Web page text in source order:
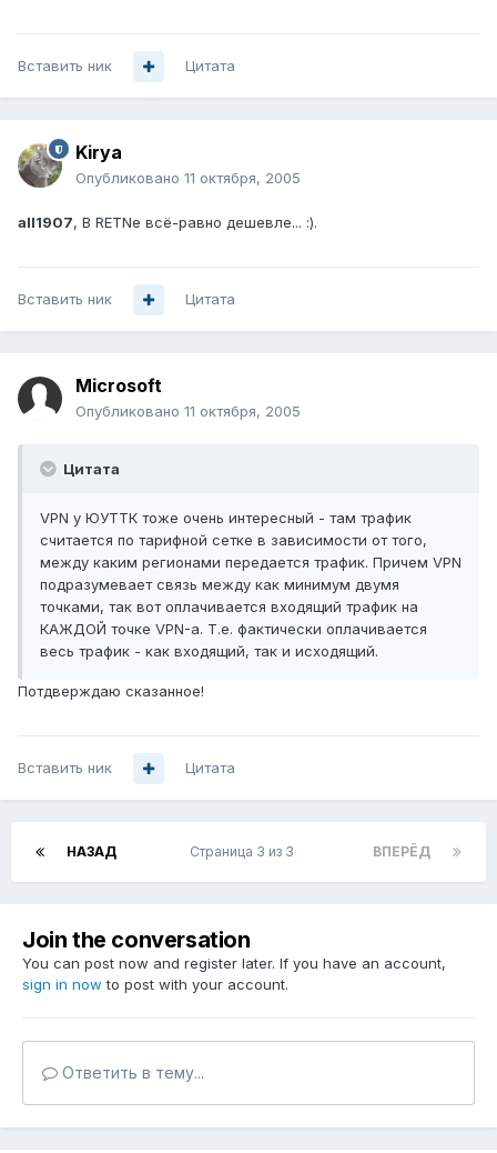
Вставить ник Цитата
Kirya
Опубликовано 11 октября, 2005
all1907, В RETNe всё-равно дешевле... :).
Вставить ник Цитата
Microsoft
Опубликовано 11 октября, 2005
Цитата
VPN у ЮУТТК тоже очень интересный - там трафик
считается по тарифной сетке в зависимости от того,
между каким регионами передается трафик. Причем VPN
подразумевает связь между как минимум двумя
точками, так вот оплачивается входящий трафик на
КАЖДОЙ точке VPN-а. Т.е. фактически оплачивается
весь трафик - как входящий, так и исходящий.
Потдверждаю сказанное!
Вставить ник Цитата
НАЗАД ВПЕРЁД
Страница 3 из 3
Join the conversation
You can post now and register later. If you have an account,
sign in now to post with your account.
Ответить в тему...